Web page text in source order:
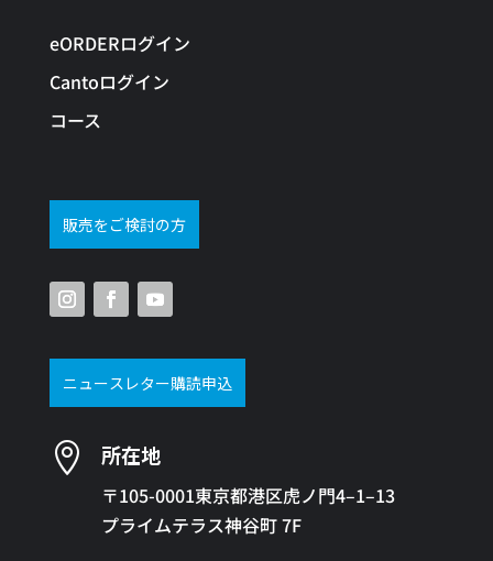
eORDERログイン
Cantoログイン
コース
販売をご検討の方
ニュースレター購読申込
 所在地
〒105-0001東京都港区虎ノ門4–1–13
プライムテラス神谷町 7F